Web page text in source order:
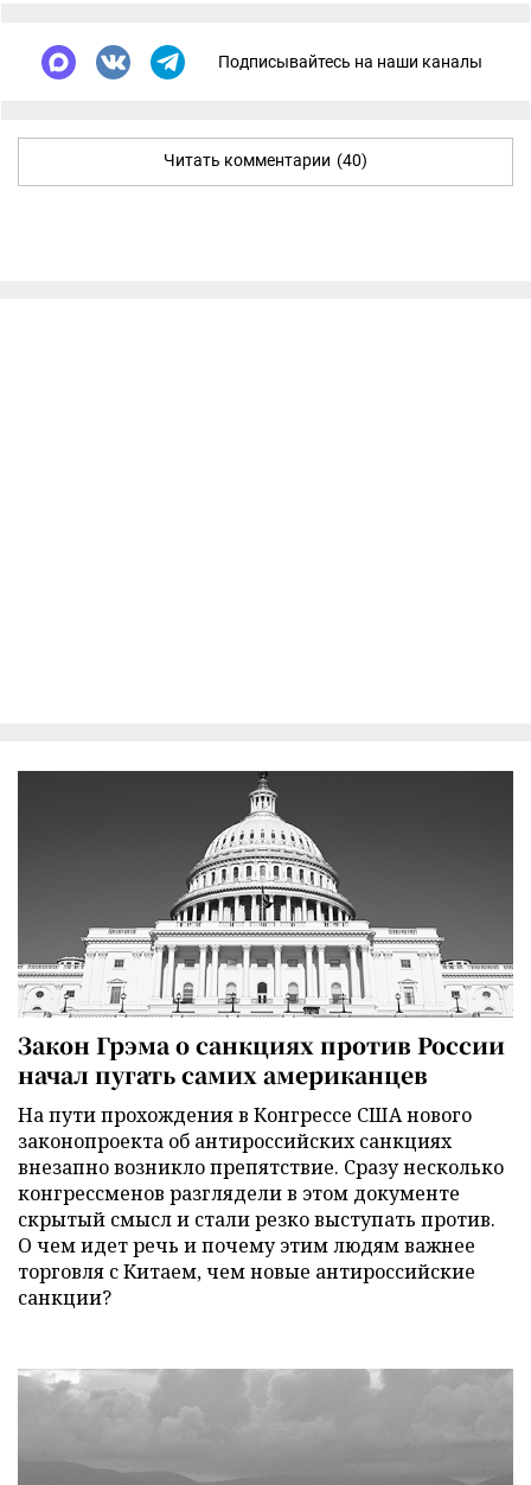
Подписывайтесь на наши каналы
Читать комментарии (40)
Закон Грэма о санкциях против России
начал пугать самих американцев
На пути прохождения в Конгрессе США нового
законопроекта об антироссийских санкциях
внезапно возникло препятствие. Сразу несколько
конгрессменов разглядели в этом документе
скрытый смысл и стали резко выступать против.
О чем идет речь и почему этим людям важнее
торговля с Китаем, чем новые антироссийские
санкции?